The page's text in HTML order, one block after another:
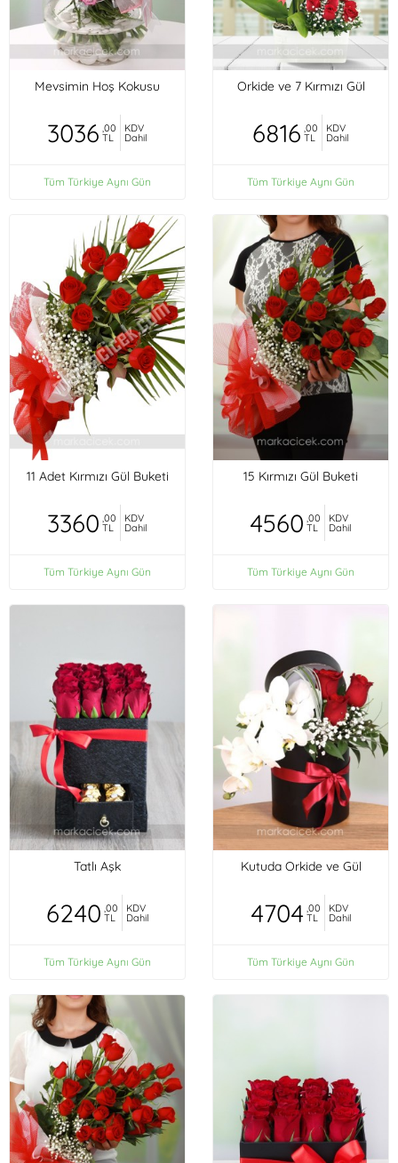
Mevsimin Hoş Kokusu
3036 ,00
TL
KDV
Dahil
Tüm Türkiye Aynı Gün
Orkide ve 7 Kırmızı Gül
6816 ,00
TL
KDV
Dahil
Tüm Türkiye Aynı Gün
11 Adet Kırmızı Gül Buketi
3360 ,00
TL
KDV
Dahil
Tüm Türkiye Aynı Gün
15 Kırmızı Gül Buketi
4560 ,00
TL
KDV
Dahil
Tüm Türkiye Aynı Gün
Tatlı Aşk
6240 ,00
TL
KDV
Dahil
Tüm Türkiye Aynı Gün
Kutuda Orkide ve Gül
4704 ,00
TL
KDV
Dahil
Tüm Türkiye Aynı Gün